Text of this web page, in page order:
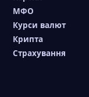
МФО
Курси валют
Крипта
Страхування